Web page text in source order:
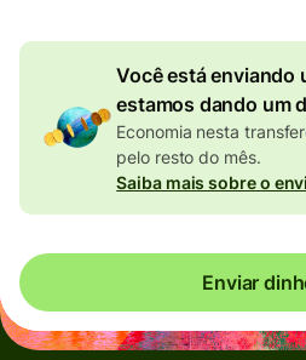
Você está enviando
estamos dando um
Economia nesta
pelo resto do mês.
Saiba mais sobre o
Enviar